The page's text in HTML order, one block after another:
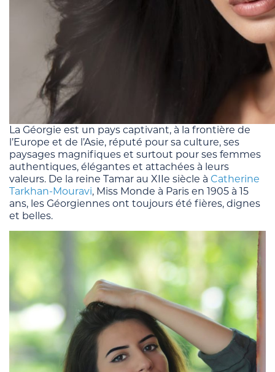
La Géorgie est un pays captivant, à la frontière de
l’Europe et de l’Asie, réputé pour sa culture, ses
paysages magnifiques et surtout pour ses femmes
authentiques, élégantes et attachées à leurs
valeurs. De la reine Tamar au XIIe siècle à Catherine
Tarkhan-Mouravi, Miss Monde à Paris en 1905 à 15
ans, les Géorgiennes ont toujours été fières, dignes
et belles.